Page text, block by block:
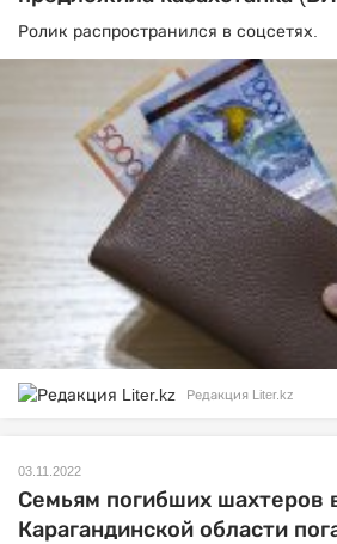
Ролик распространился в соцсетях.
Редакция Liter.kz
03.11.2022
Семьям погибших шахтеров
Карагандинской области